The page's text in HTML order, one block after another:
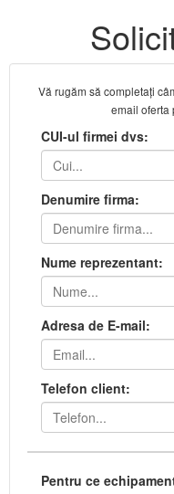
Vă rugăm să completaţi
email oferta
CUI-ul firmei dvs:
Denumire firma:
Nume reprezentant:
Adresa de E-mail:
Telefon client:
Pentru ce